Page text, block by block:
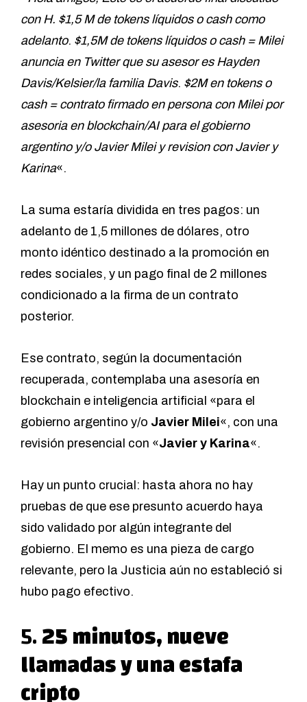
con H. $1,5 M de tokens líquidos o cash como
adelanto. $1,5M de tokens líquidos o cash = Milei
anuncia en Twitter que su asesor es Hayden
Davis/Kelsier/la familia Davis. $2M en tokens o
cash = contrato firmado en persona con Milei por
asesoria en blockchain/AI para el gobierno
argentino y/o Javier Milei y revision con Javier y
Karina«.
La suma estaría dividida en tres pagos: un
adelanto de 1,5 millones de dólares, otro
monto idéntico destinado a la promoción en
redes sociales, y un pago final de 2 millones
condicionado a la firma de un contrato
posterior.
Ese contrato, según la documentación
recuperada, contemplaba una asesoría en
blockchain e inteligencia artificial «para el
gobierno argentino y/o Javier Milei«, con una
revisión presencial con «Javier y Karina«.
Hay un punto crucial: hasta ahora no hay
pruebas de que ese presunto acuerdo haya
sido validado por algún integrante del
gobierno. El memo es una pieza de cargo
relevante, pero la Justicia aún no estableció si
hubo pago efectivo.
5.25 minutos, nueve
llamadas y una estafa
cripto